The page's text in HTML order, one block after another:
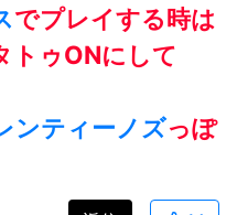
でプレイする時は
トゥONにして
ンティーノズっぽ